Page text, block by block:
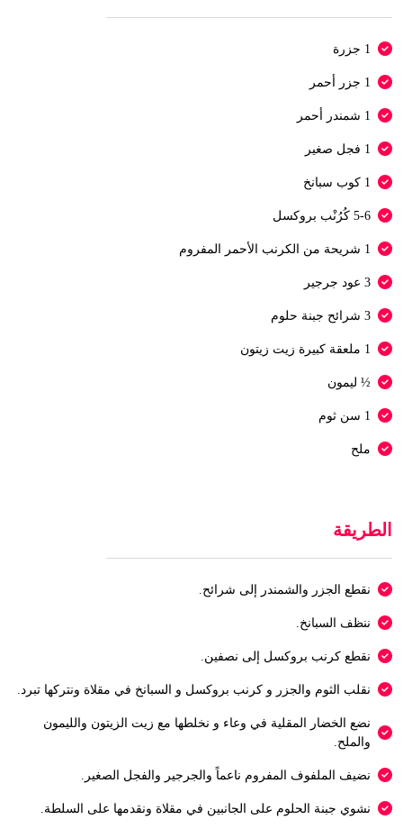
1 جزرة
1 جزر أحمر
1 شمندر أحمر
1 فجل صغير
1 كوب سبانخ
5-6 كُرُنْب بروكسل
1 شريحة من الكرنب الأحمر المفروم
3 عود جرجير
3 شرائح جبنة حلوم
1 ملعقة كبيرة زيت زيتون
½ ليمون
1 سن ثوم
ملح
الطريقة
نقطع الجزر والشمندر إلى شرائح.
ننظف السبانخ.
نقطع كرنب بروكسل إلى نصفين.
نقلب الثوم والجزر و كرنب بروكسل و السبانخ في مقلاة ونتركها تبرد.
نضع الخضار المقلية في وعاء و نخلطها مع زيت الزيتون والليمون
والملح.
نضيف الملفوف المفروم ناعماً والجرجير والفجل الصغير.
نشوي جبنة الحلوم على الجانبين في مقلاة ونقدمها على السلطة.